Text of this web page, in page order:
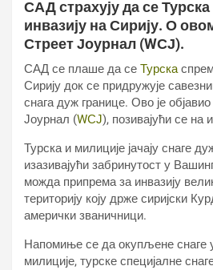
САД страхују да се
инвазију на Сирију. О
Стреет Јоурнал (WСЈ).
САД се плаше да се Турска
Сирију док се придружује
снага дуж границе. Ово је
Јоурнал (WСЈ), позивајући се на
Турска и милиције јачају снаге
изазивајући забринутост у
можда припрема за инвазију
територију коју држе сиријски
амерички званичници.
Напомиње се да окупљене снаге
милиције, турске специјалне